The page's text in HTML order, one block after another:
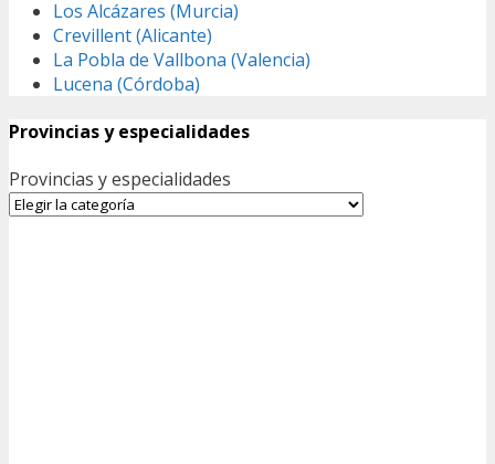
Los Alcázares (Murcia)
Crevillent (Alicante)
La Pobla de Vallbona (Valencia)
Lucena (Córdoba)
Provincias y especialidades
Provincias y especialidades